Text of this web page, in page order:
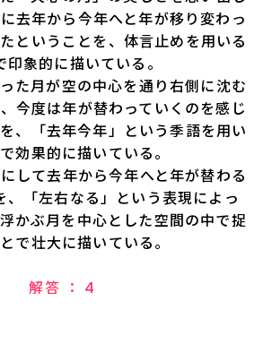
去年から今年へと年が移り変わっ
ということを、体言止めを用いる
印象的に描いている。
た月が空の中心を通り右側に沈む
今度は年が替わっていくのを感じ
、「去年今年」という季語を用い
効果的に描いている。
して去年から今年へと年が替わる
、「左右なる」という表現によっ
かぶ月を中心とした空間の中で捉
で壮大に描いている。
解答 ： 4